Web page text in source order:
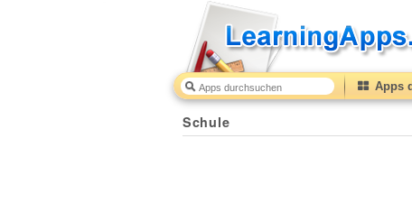
Apps
Schule
10(from10to50) based on ratings.